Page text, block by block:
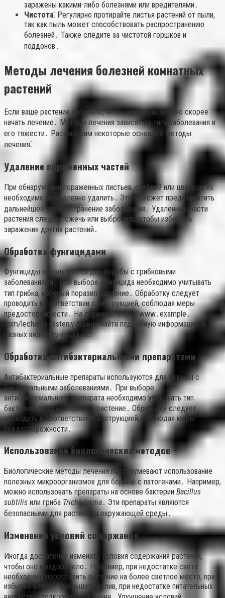
заражены какими-либо болезнями или вредителями․
Чистота⁚ Регулярно протирайте листья растений от пыли,
так как пыль может способствовать распространению
болезней․ Также следите за чистотой горшков и
поддонов․
Методы лечения болезней комнатных
растений
Если ваше растение заболело, необходимо как можно скорее
начать лечение․ Методы лечения зависят от типа заболевания и
его тяжести․ Рассмотрим некоторые основные методы
лечения⁚
Удаление пораженных частей
При обнаружении пораженных листьев, стеблей или цветков, их
необходимо немедленно удалить․ Это поможет предотвратить
дальнейшее распространение заболевания․ Удаленные части
растения следует сжечь или выбросить, чтобы избежать
заражения других растений․
Обработка фунгицидами
Фунгициды используются для борьбы с грибковыми
заболеваниями․ При выборе фунгицида необходимо учитывать
тип грибка, который поразил растение․ Обработку следует
проводить в соответствии с инструкцией, соблюдая меры
предосторожности․ На странице https://www․example․
com/lechenie-rasteniy можно найти подробную информацию о
разных видах фунгицидов․
Обработка антибактериальными препаратами
Антибактериальные препараты используются для борьбы с
бактериальными заболеваниями․ При выборе
антибактериального препарата необходимо учитывать тип
бактерии, которая поразила растение․ Обработку следует
проводить в соответствии с инструкцией, соблюдая меры
предосторожности․
Использование биологических методов
Биологические методы лечения подразумевают использование
полезных микроорганизмов для борьбы с патогенами․ Например,
можно использовать препараты на основе бактерии Bacillus
subtilis или гриба Trichoderma․ Эти препараты являются
безопасными для растений и окружающей среды․
Изменение условий содержания
Иногда достаточно изменить условия содержания растения,
чтобы оно выздоровело․ Например, при недостатке света
необходимо переставить растение на более светлое место, при
избытке влаги – уменьшить полив, при недостатке питательных